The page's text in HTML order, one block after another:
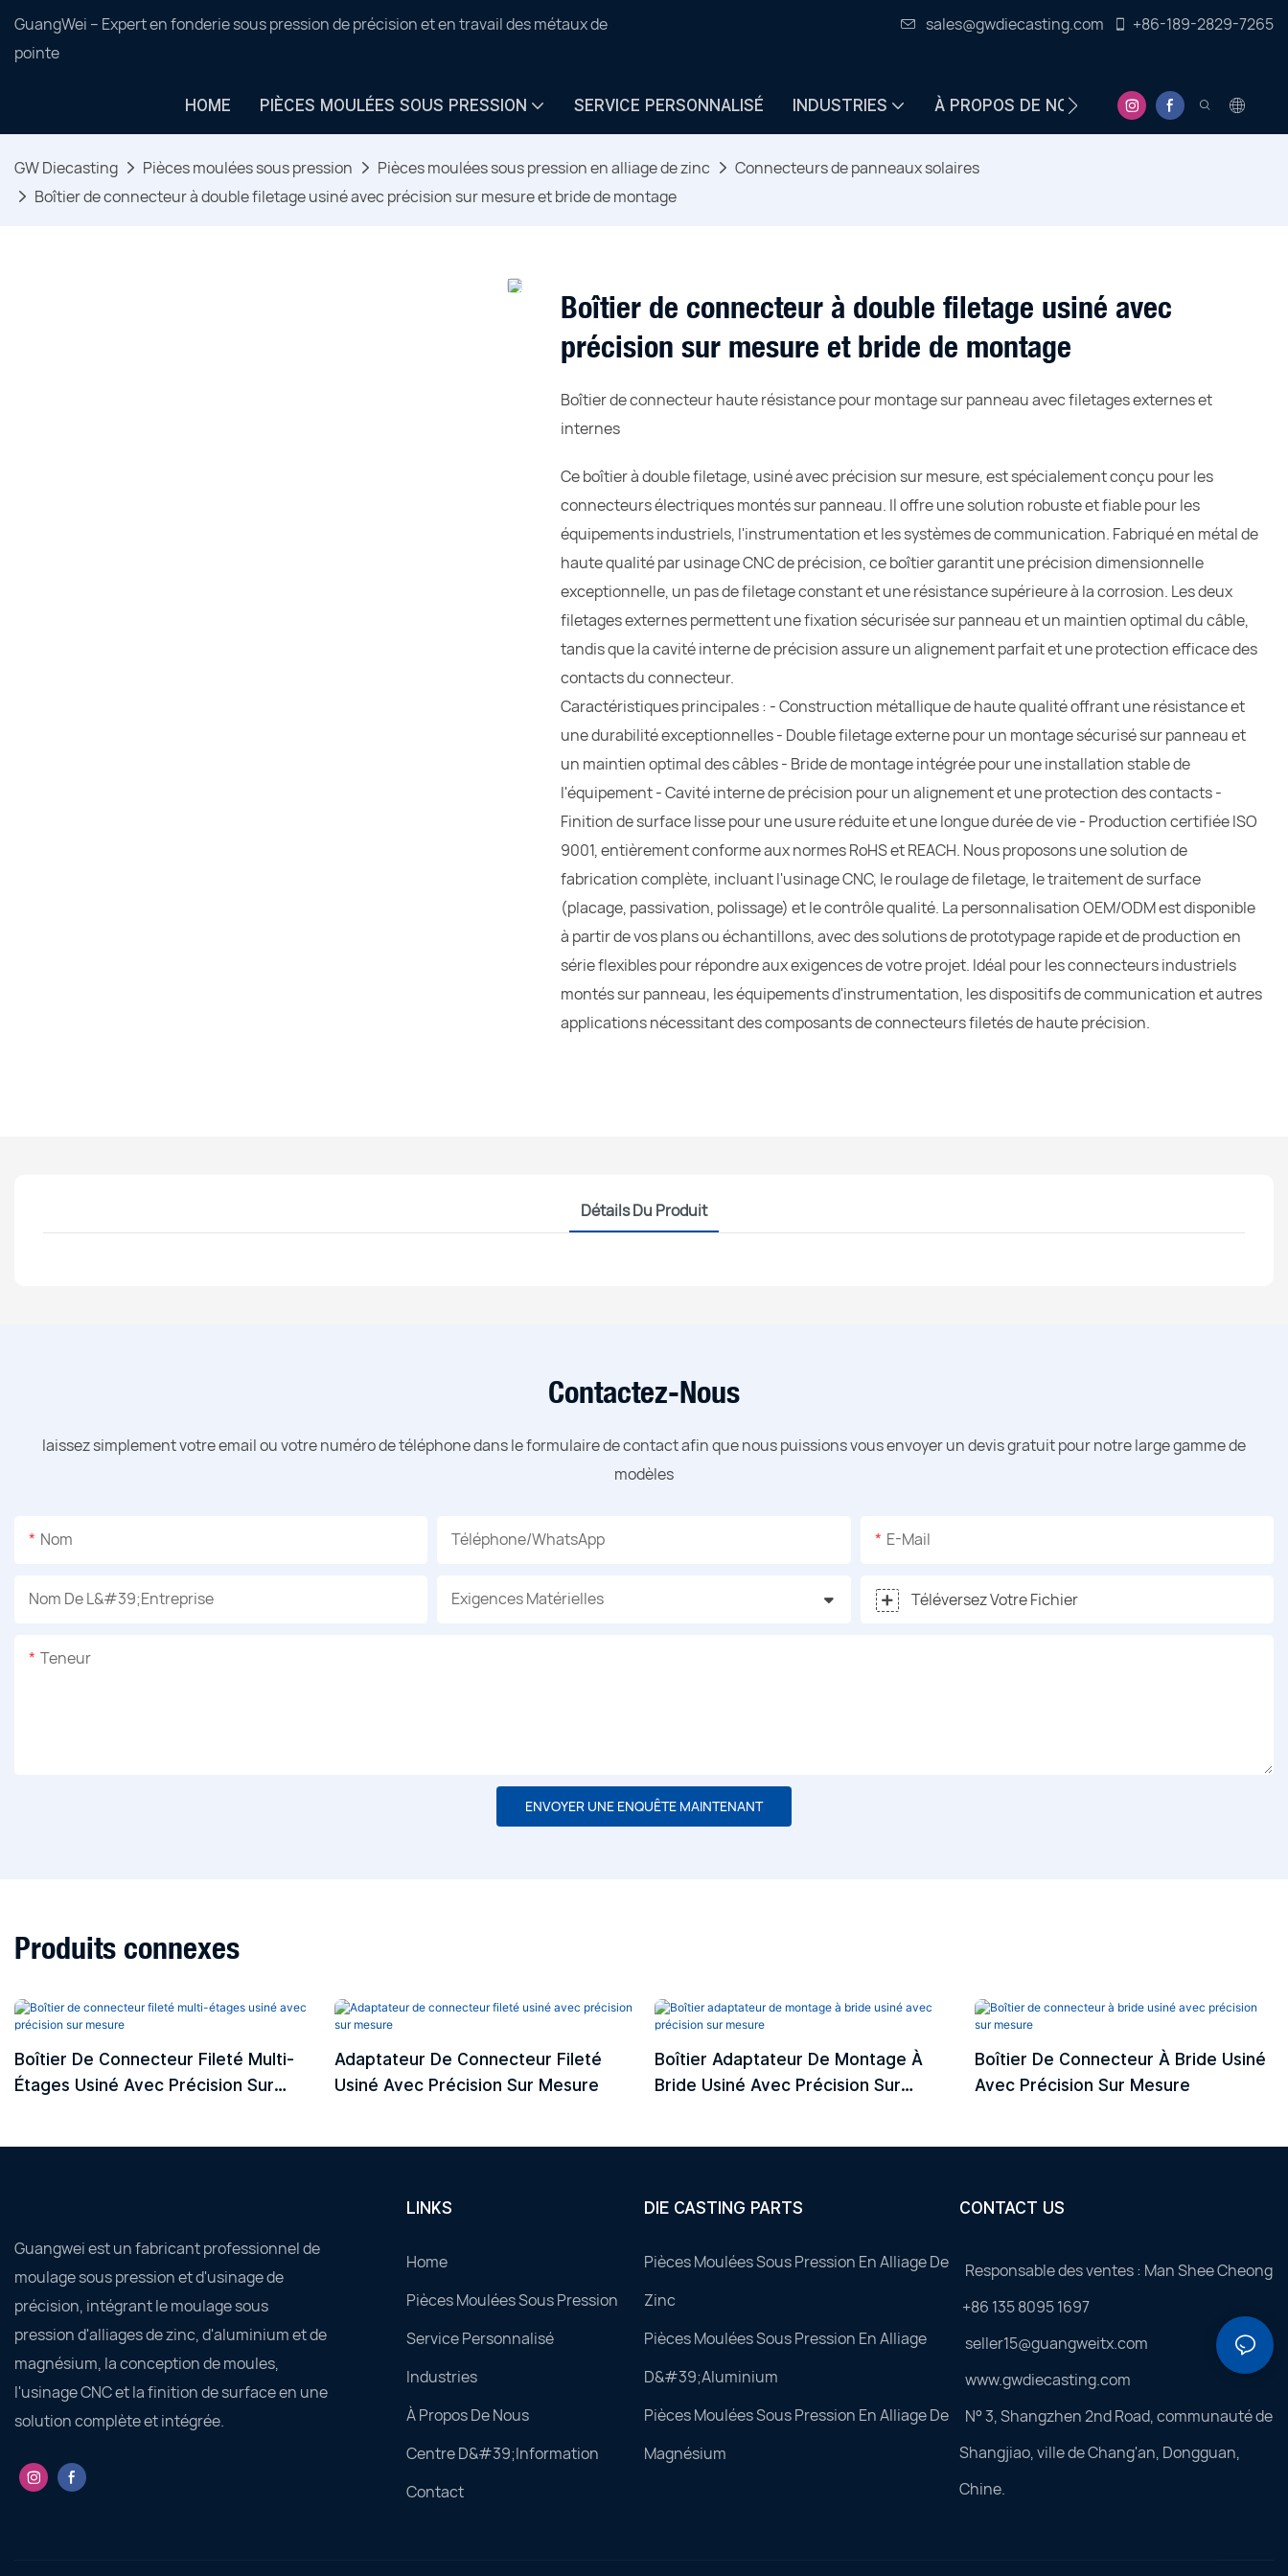
GuangWei – Expert en fonderie sous pression de précision et en travail des métaux de
pointe
sales@gwdiecasting.com +86-189-2829-7265
HOME PIÈCES MOULÉES SOUS PRESSION SERVICE PERSONNALISÉ INDUSTRIES À PROPOS DE NOUS CENTRE
GW Diecasting Pièces moulées sous pression Pièces moulées sous pression en alliage de zinc
Connecteurs de panneaux solaires
Boîtier de connecteur à double filetage usiné avec précision sur mesure et bride de montage
Boîtier de connecteur à double filetage usiné avec
précision sur mesure et bride de montage
Boîtier de connecteur haute résistance pour montage sur panneau avec filetages externes et
internes
Ce boîtier à double filetage, usiné avec précision sur mesure, est spécialement conçu pour les
connecteurs électriques montés sur panneau. Il offre une solution robuste et fiable pour les
équipements industriels, l'instrumentation et les systèmes de communication. Fabriqué en métal de
haute qualité par usinage CNC de précision, ce boîtier garantit une précision dimensionnelle
exceptionnelle, un pas de filetage constant et une résistance supérieure à la corrosion. Les deux
filetages externes permettent une fixation sécurisée sur panneau et un maintien optimal du câble,
tandis que la cavité interne de précision assure un alignement parfait et une protection efficace des
contacts du connecteur.
Caractéristiques principales : - Construction métallique de haute qualité offrant une résistance et
une durabilité exceptionnelles - Double filetage externe pour un montage sécurisé sur panneau et
un maintien optimal des câbles - Bride de montage intégrée pour une installation stable de
l'équipement - Cavité interne de précision pour un alignement et une protection des contacts -
Finition de surface lisse pour une usure réduite et une longue durée de vie - Production certifiée ISO
9001, entièrement conforme aux normes RoHS et REACH. Nous proposons une solution de
fabrication complète, incluant l'usinage CNC, le roulage de filetage, le traitement de surface
(placage, passivation, polissage) et le contrôle qualité. La personnalisation OEM/ODM est disponible
à partir de vos plans ou échantillons, avec des solutions de prototypage rapide et de production en
série flexibles pour répondre aux exigences de votre projet. Idéal pour les connecteurs industriels
montés sur panneau, les équipements d'instrumentation, les dispositifs de communication et autres
applications nécessitant des composants de connecteurs filetés de haute précision.
Détails Du Produit
Contactez-Nous
laissez simplement votre email ou votre numéro de téléphone dans le formulaire de contact afin que nous puissions vous envoyer un devis gratuit pour notre large gamme de
modèles
Nom Téléphone/WhatsApp E-Mail
Nom De L&#39;entreprise Exigences Matérielles Téléversez Votre Fichier
Teneur
ENVOYER UNE ENQUÊTE MAINTENANT
Produits connexes
Boîtier De Connecteur Fileté Multi-
Étages Usiné Avec Précision Sur
Adaptateur De Connecteur Fileté
Usiné Avec Précision Sur Mesure
Boîtier Adaptateur De Montage À
Bride Usiné Avec Précision Sur
Boîtier De Connecteur À Bride Usiné
Avec Précision Sur Mesure
Guangwei est un fabricant professionnel de
moulage sous pression et d'usinage de
précision, intégrant le moulage sous
pression d'alliages de zinc, d'aluminium et de
magnésium, la conception de moules,
l'usinage CNC et la finition de surface en une
solution complète et intégrée.
LINKS
Home
Pièces Moulées Sous Pression
Service Personnalisé
Industries
À Propos De Nous
Centre D&#39;information
Contact
DIE CASTING PARTS
Pièces Moulées Sous Pression En Alliage De
Zinc
Pièces Moulées Sous Pression En Alliage
D&#39;aluminium
Pièces Moulées Sous Pression En Alliage De
Magnésium
CONTACT US
Responsable des ventes : Man Shee Cheong
+86 135 8095 1697
seller15@guangweitx.com
www.gwdiecasting.com
N° 3, Shangzhen 2nd Road, communauté de
Shangjiao, ville de Chang'an, Dongguan,
Chine.